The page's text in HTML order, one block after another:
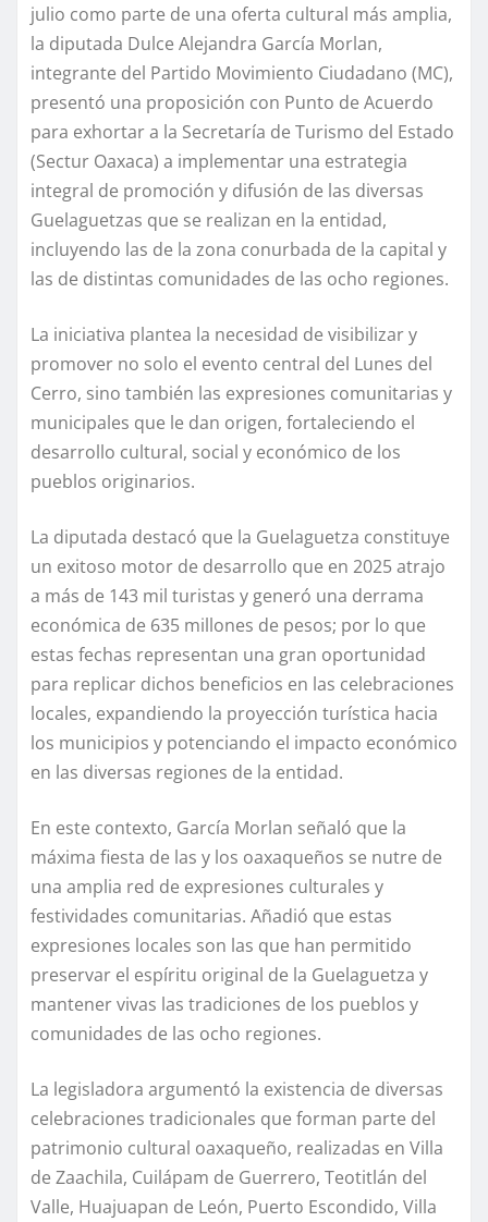
julio como parte de una oferta cultural más amplia,
la diputada Dulce Alejandra García Morlan,
integrante del Partido Movimiento Ciudadano (MC),
presentó una proposición con Punto de Acuerdo
para exhortar a la Secretaría de Turismo del Estado
(Sectur Oaxaca) a implementar una estrategia
integral de promoción y difusión de las diversas
Guelaguetzas que se realizan en la entidad,
incluyendo las de la zona conurbada de la capital y
las de distintas comunidades de las ocho regiones.
La iniciativa plantea la necesidad de visibilizar y
promover no solo el evento central del Lunes del
Cerro, sino también las expresiones comunitarias y
municipales que le dan origen, fortaleciendo el
desarrollo cultural, social y económico de los
pueblos originarios.
La diputada destacó que la Guelaguetza constituye
un exitoso motor de desarrollo que en 2025 atrajo
a más de 143 mil turistas y generó una derrama
económica de 635 millones de pesos; por lo que
estas fechas representan una gran oportunidad
para replicar dichos beneficios en las celebraciones
locales, expandiendo la proyección turística hacia
los municipios y potenciando el impacto económico
en las diversas regiones de la entidad.
En este contexto, García Morlan señaló que la
máxima fiesta de las y los oaxaqueños se nutre de
una amplia red de expresiones culturales y
festividades comunitarias. Añadió que estas
expresiones locales son las que han permitido
preservar el espíritu original de la Guelaguetza y
mantener vivas las tradiciones de los pueblos y
comunidades de las ocho regiones.
La legisladora argumentó la existencia de diversas
celebraciones tradicionales que forman parte del
patrimonio cultural oaxaqueño, realizadas en Villa
de Zaachila, Cuilápam de Guerrero, Teotitlán del
Valle, Huajuapan de León, Puerto Escondido, Villa